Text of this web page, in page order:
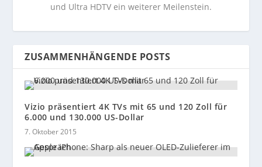
und Ultra HDTV ein weiterer Meilenstein.
ZUSAMMENHÄNGENDE POSTS
Vizio präsentiert 4K TVs mit 65 und 120 Zoll für
6.000 und 130.000 US-Dollar
7. Oktober 2015